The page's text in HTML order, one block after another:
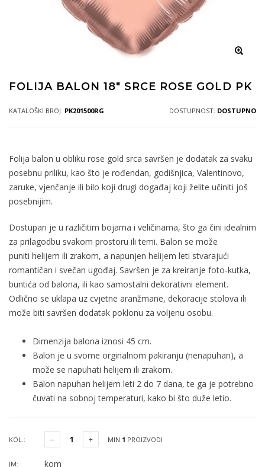
FOLIJA BALON 18" SRCE ROSE GOLD PK
KATALOŠKI BROJ: PK201500RG DOSTUPNOST: DOSTUPNO
Folija balon u obliku rose gold srca savršen je dodatak za svaku
posebnu priliku, kao što je rođendan, godišnjica, Valentinovo,
zaruke, vjenčanje ili bilo koji drugi događaj koji želite učiniti još
posebnijim.
Dostupan je u različitim bojama i veličinama, što ga čini idealnim
za prilagodbu svakom prostoru ili temi. Balon se može
puniti helijem ili zrakom, a napunjen helijem leti stvarajući
romantičan i svečan ugođaj. Savršen je za kreiranje foto-kutka,
buntića od balona, ili kao samostalni dekorativni element.
Odlično se uklapa uz cvjetne aranžmane, dekoracije stolova ili
može biti savršen dodatak poklonu za voljenu osobu.
Dimenzija balona iznosi 45 cm.
Balon je u svome orginalnom pakiranju (nenapuhan), a
može se napuhati helijem ili zrakom.
Balon napuhan helijem leti 2 do 7 dana, te ga je potrebno
čuvati na sobnoj temperaturi, kako bi što duže letio.
KOL.: MIN 1 PROIZVODI
JM: kom